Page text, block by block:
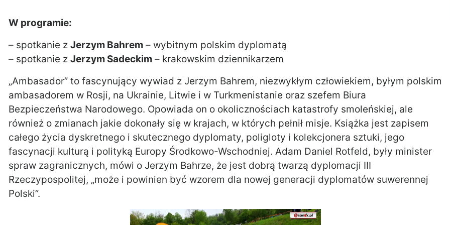
W programie:
– spotkanie z Jerzym Bahrem – wybitnym polskim dyplomatą
– spotkanie z Jerzym Sadeckim – krakowskim dziennikarzem
„Ambasador” to fascynujący wywiad z Jerzym Bahrem, niezwykłym człowiekiem, byłym polskim
ambasadorem w Rosji, na Ukrainie, Litwie i w Turkmenistanie oraz szefem Biura
Bezpieczeństwa Narodowego. Opowiada on o okolicznościach katastrofy smoleńskiej, ale
również o zmianach jakie dokonały się w krajach, w których pełnił misje. Książka jest zapisem
całego życia dyskretnego i skutecznego dyplomaty, poligloty i kolekcjonera sztuki, jego
fascynacji kulturą i polityką Europy Środkowo-Wschodniej. Adam Daniel Rotfeld, były minister
spraw zagranicznych, mówi o Jerzym Bahrze, że jest dobrą twarzą dyplomacji III
Rzeczypospolitej, „może i powinien być wzorem dla nowej generacji dyplomatów suwerennej
Polski”.